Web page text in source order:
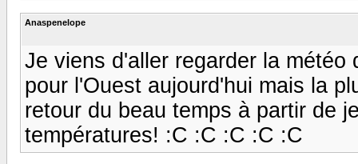
Anaspenelope
Je viens d'aller regarder la
pour l'Ouest aujourd'hui mais la
retour du beau temps à partir de
températures! :C :C :C :C :C